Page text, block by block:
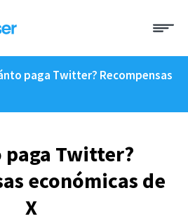
paga Twitter? Recompensas
paga Twitter?
económicas de
X